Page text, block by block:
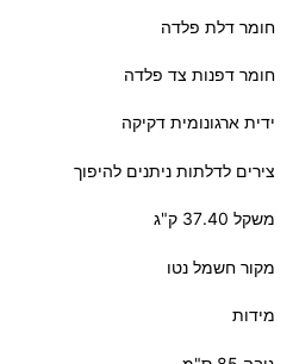
חומר דלת פלדה
חומר דפנות צד פלדה
ידית ארגונומית דקיקה
צירים לדלתות ניתנים להיפוך
משקל 37.40 ק"ג
מקור חשמל נטו
מידות